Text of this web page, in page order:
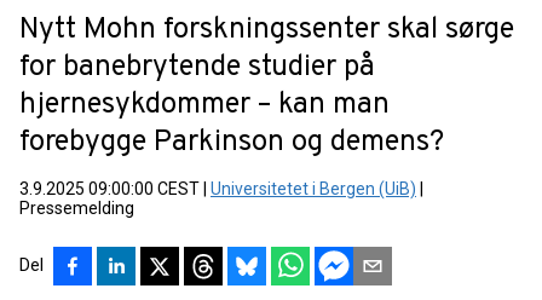
Nytt Mohn forskningssenter skal sørge
for banebrytende studier på
hjernesykdommer – kan man
forebygge Parkinson og demens?
3.9.2025 09:00:00 CEST Universitetet i Bergen (UiB)
Pressemelding
Del